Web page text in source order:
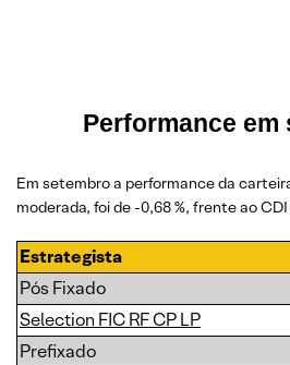
Performance em
Em setembro a performance da
moderada, foi de -0,68 %, frente ao CDI
Estrategista
Pós Fixado
Selection FIC RF CP LP
Prefixado